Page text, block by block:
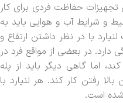
تجهیزات حفاظت فردی برای کار
و شرایط آب و هوایی باید به
با در نظر داشتن ارتفاع و
دارد. در بعضی از مواقع فرد در
اما گاهی دیگر باید از پله
رفتن کار کند. هر لنیارد با
شده است.